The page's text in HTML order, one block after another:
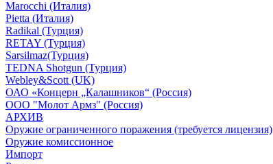
Marocchi (Италия)
Pietta (Италия)
Radikal (Турция)
RETAY (Турция)
Sarsilmaz(Турция)
TEDNA Shotgun (Турция)
Webley&Scott (UK)
ОАО «Концерн „Калашников“ (Россия)
ООО "Молот Армз" (Россия)
АРХИВ
Оружие ограниченного поражения (требуется лицензия)
Оружие комиссионное
Импорт